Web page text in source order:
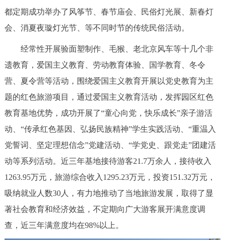
都定期成功举办了风筝节、春节庙会、民俗灯光展、新春灯
会、消夏夜璇灯光节、等不同时节的传统民俗活动。
经常性开展验面塑制作、毛猴、老北京风车等十几个非
遗教育，爱国主义教育、劳动教育体验、国学教育、冬令
营、夏令营等活动，围绕爱国主义教育开展以党史教育为主
题的红色旅游项目，通过爱国主义教育活动，发挥园区红色
教育基地优势，成功开展了“童心向党，快乐成长”亲子游活
动、“传承红色基因、弘扬民族精神”学生实践活动、“重温入
党誓词、坚定理想信念”党建活动、“学党史、跟党走”团建活
动等系列活动。近三年基地接待游客21.7万余人，接待收入
1263.95万元，旅游综合收入1295.23万元，投资151.32万元，
吸纳就业人数30人，有力地推动了当地旅游发展，取得了显
著社会教育和经济效益，不定期向广大游客展开满意度调
查，近三年满意度均在98%以上。